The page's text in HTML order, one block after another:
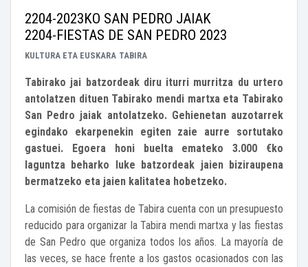
2204-2023KO SAN PEDRO JAIAK
2204-FIESTAS DE SAN PEDRO 2023
KULTURA ETA EUSKARA TABIRA
Tabirako jai batzordeak diru iturri murritza du urtero
antolatzen dituen Tabirako mendi martxa eta Tabirako
San Pedro jaiak antolatzeko. Gehienetan auzotarrek
egindako ekarpenekin egiten zaie aurre sortutako
gastuei. Egoera honi buelta emateko 3.000 €ko
laguntza beharko luke batzordeak jaien biziraupena
bermatzeko eta jaien kalitatea hobetzeko.
La comisión de fiestas de Tabira cuenta con un presupuesto
reducido para organizar la Tabira mendi martxa y las fiestas
de San Pedro que organiza todos los años. La mayoría de
las veces, se hace frente a los gastos ocasionados con las